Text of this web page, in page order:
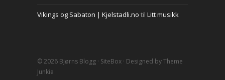
Vikings og Sabaton | Kjelstadli.no til Litt musikk
© 2026 Bjørns Blogg · SiteBox · Designed byTheme
Junkie